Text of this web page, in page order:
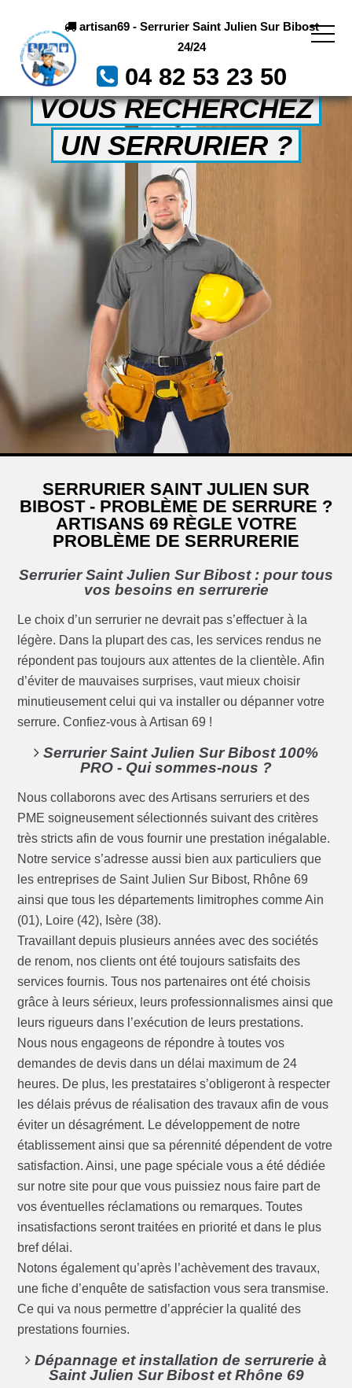
artisan69 - Serrurier Saint Julien Sur Bibost
24/24
04 82 53 23 50
VOUS RECHERCHEZ
UN SERRURIER ?
SERRURIER SAINT JULIEN SUR
BIBOST - PROBLÈME DE SERRURE ?
ARTISANS 69 RÈGLE VOTRE
PROBLÈME DE SERRURERIE
Serrurier Saint Julien Sur Bibost : pour tous
vos besoins en serrurerie
Le choix d’un serrurier ne devrait pas s’effectuer à la
légère. Dans la plupart des cas, les services rendus ne
répondent pas toujours aux attentes de la clientèle. Afin
d’éviter de mauvaises surprises, vaut mieux choisir
minutieusement celui qui va installer ou dépanner votre
serrure. Confiez-vous à Artisan 69 !
Serrurier Saint Julien Sur Bibost 100%
PRO - Qui sommes-nous ?
Nous collaborons avec des Artisans serruriers et des
PME soigneusement sélectionnés suivant des critères
très stricts afin de vous fournir une prestation inégalable.
Notre service s’adresse aussi bien aux particuliers que
les entreprises de Saint Julien Sur Bibost, Rhône 69
ainsi que tous les départements limitrophes comme Ain
(01), Loire (42), Isère (38).
Travaillant depuis plusieurs années avec des sociétés
de renom, nos clients ont été toujours satisfaits des
services fournis. Tous nos partenaires ont été choisis
grâce à leurs sérieux, leurs professionnalismes ainsi que
leurs rigueurs dans l’exécution de leurs prestations.
Nous nous engageons de répondre à toutes vos
demandes de devis dans un délai maximum de 24
heures. De plus, les prestataires s’obligeront à respecter
les délais prévus de réalisation des travaux afin de vous
éviter un désagrément. Le développement de notre
établissement ainsi que sa pérennité dépendent de votre
satisfaction. Ainsi, une page spéciale vous a été dédiée
sur notre site pour que vous puissiez nous faire part de
vos éventuelles réclamations ou remarques. Toutes
insatisfactions seront traitées en priorité et dans le plus
bref délai.
Notons également qu’après l’achèvement des travaux,
une fiche d’enquête de satisfaction vous sera transmise.
Ce qui va nous permettre d’apprécier la qualité des
prestations fournies.
Dépannage et installation de serrurerie à
Saint Julien Sur Bibost et Rhône 69